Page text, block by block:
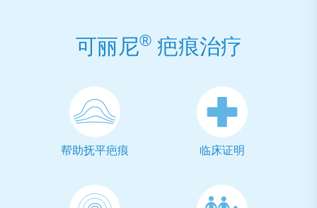
可丽尼®疤痕治疗
帮助抚平疤痕 临床证明